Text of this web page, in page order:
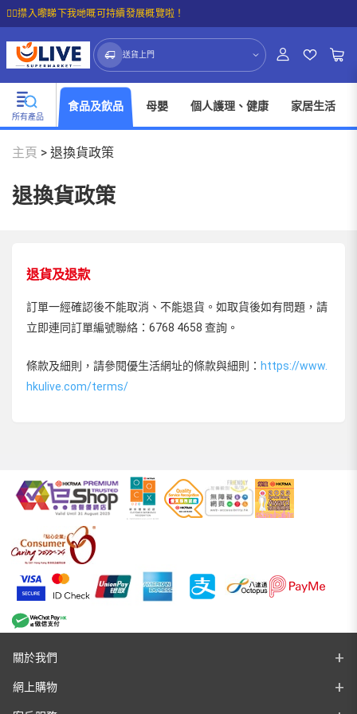
☝🏼㩒入嚟睇下我哋嘅可持續發展概覽啦！
送貨上門
所有產品
食品及飲品 母嬰 個人護理、健康 家居生活
主頁 > 退換貨政策
退換貨政策
退貨及退款
訂單一經確認後不能取消、不能退貨。如取貨後如有問題，請
立即連同訂單編號聯絡：6768 4658 查詢。
條款及細則，請參閱優生活網址的條款與細則： https://www.
hkulive.com/terms/
關於我們
網上購物